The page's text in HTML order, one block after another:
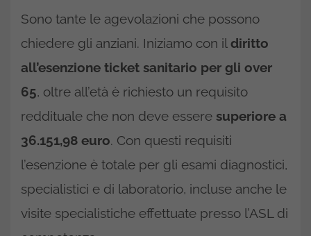
Sono tante le agevolazioni che possono
chiedere gli anziani. Iniziamo con il diritto
all’esenzione ticket sanitario per gli over
65, oltre all’età è richiesto un requisito
reddituale che non deve essere superiore a
36.151,98 euro. Con questi requisiti
l’esenzione è totale per gli esami diagnostici,
specialistici e di laboratorio, incluse anche le
visite specialistiche effettuate presso l’ASL di